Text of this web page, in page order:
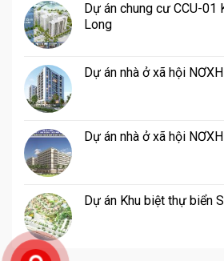
Dự án chung cư CCU-
Long
Dự án nhà ở xã hội
Dự án nhà ở xã hội
Dự án Khu biệt thự biển